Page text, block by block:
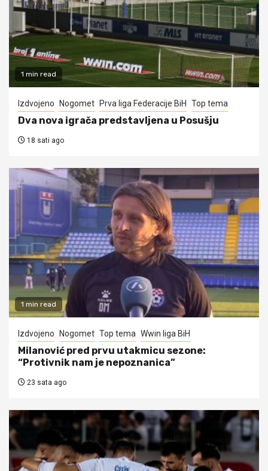
1 min read
Izdvojeno Nogomet Prva liga Federacije BiH Top tema
Dva nova igrača predstavljena u Posušju
18 sati ago
1 min read
Izdvojeno Nogomet Top tema Wwin liga BiH
Milanović pred prvu utakmicu sezone:
“Protivnik nam je nepoznanica”
23 sata ago